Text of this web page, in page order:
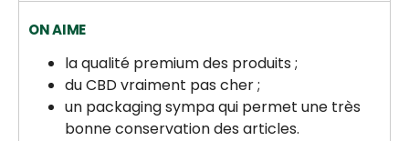
ON AIME
la qualité premium des produits ;
du CBD vraiment pas cher ;
un packaging sympa qui permet une très
bonne conservation des articles.